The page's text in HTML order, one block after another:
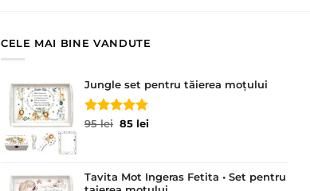
CELE MAI BINE VANDUTE
Jungle set pentru tăierea moțului
Evaluat la
95lei Prețul
95 lei.
85 leiPrețul
Tavita Mot Ingeras Fetita • Set pentru